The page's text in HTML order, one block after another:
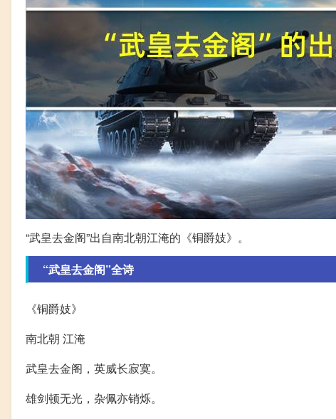
“武皇去金阁”出自南北朝江淹的《铜爵妓》。
“武皇去金阁”全诗
《铜爵妓》
南北朝 江淹
武皇去金阁，英威长寂寞。
雄剑顿无光，杂佩亦销烁。